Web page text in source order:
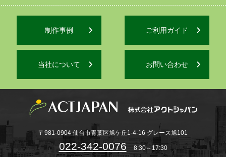
制作事例 ご利用ガイド
当社について お問い合わせ
〒981-0904 仙台市青葉区旭ケ丘1-4-16 グレース旭101
022-342-0076 8:30～17:30